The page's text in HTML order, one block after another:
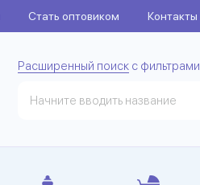
Стать оптовиком Контакты
Расширенный поиск с фильтрами